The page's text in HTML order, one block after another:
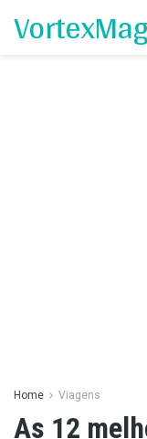
VortexMag
Home Viagens
As 12